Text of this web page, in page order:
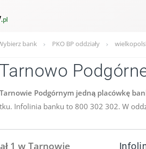
bank PKO BP oddziały
Podgórnym jedną placówkę
Infolinia banku to 800 302 302. W
1 w Tarnowie